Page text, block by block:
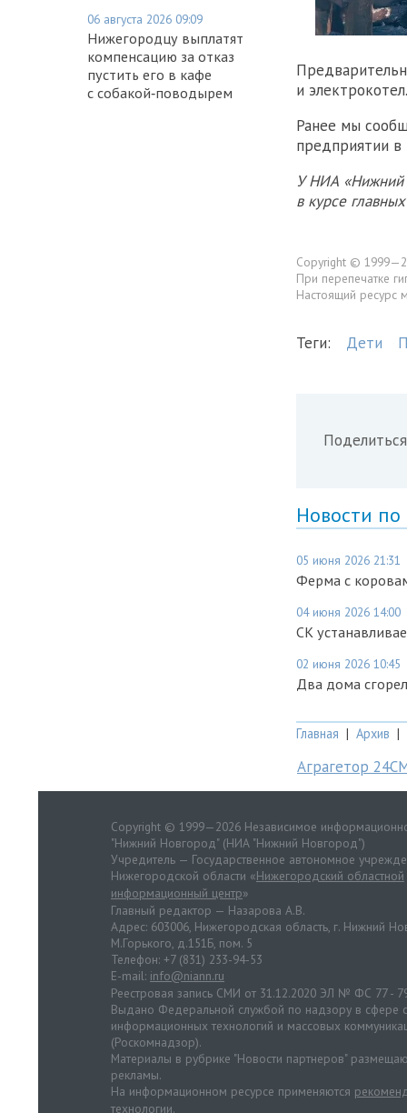
06 августа 2026 09:09
Нижегородцу выплатят
компенсацию за отказ
пустить его в кафе
с собакой‑поводырем
и
Ранее мы
предприятии в
У НИА «Нижний
в курсе
Copyright ©
При перепечатке
Настоящий ресурс
Теги: Дети
Новости по
05 июня 2026 21:31
Ферма с
04 июня 2026 14:00
СК
02 июня 2026 10:45
Два дома
Главная | Архив |
Аграгетор
Copyright © 1999—2026 Независимое
"Нижний Новгород" (НИА "Нижний Новгород")
Учредитель — Государственное автономное
Нижегородской области «Нижегородский областной
информационный центр»
Главный редактор — Назарова А.В.
Адрес: 603006, Нижегородская область, г. Нижний
М.Горького, д.151Б, пом. 5
Телефон: +7 (831) 233-94-53
E-mail: info@niann.ru
Реестровая запись СМИ от 31.12.2020 ЭЛ № ФС 77 -
Выдано Федеральной службой по надзору в сфере
информационных технологий и массовых
(Роскомнадзор).
Материалы в рубрике "Новости партнеров"
рекламы.
На информационном ресурсе применяются
технологии.